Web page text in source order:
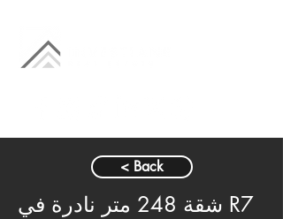
< Back
شقة 248 متر نادرة في R7